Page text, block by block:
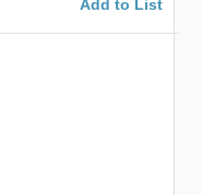
Add to List